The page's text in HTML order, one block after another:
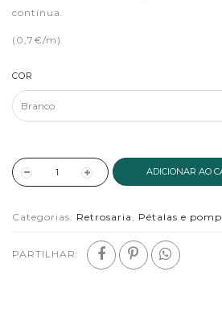
contínua.
(0,7€/m)
COR
ADICIONAR AO
Categorias: Retrosaria Pétalas e
PARTILHAR: